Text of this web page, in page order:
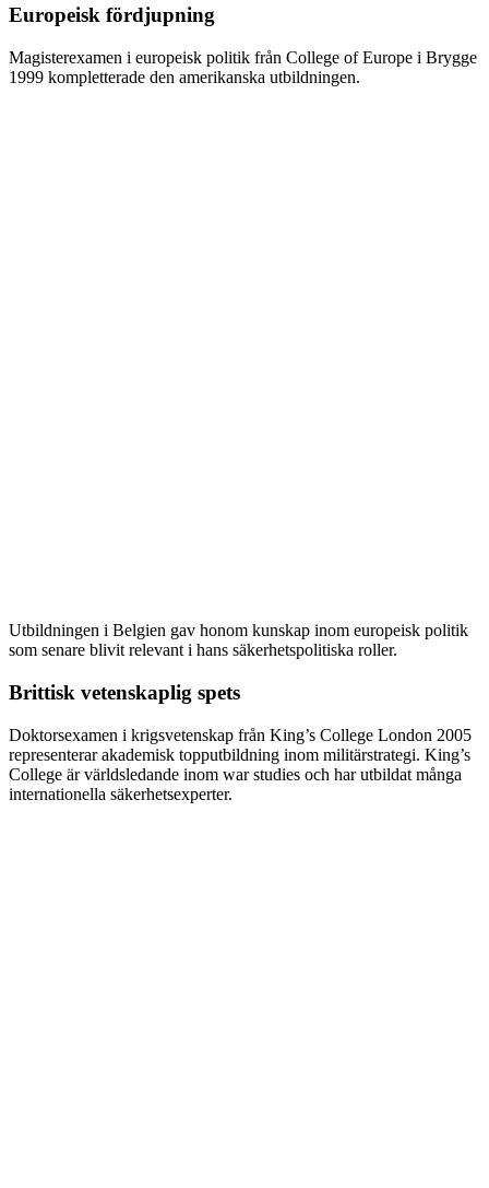
Europeisk fördjupning
Magisterexamen i europeisk politik från College of Europe i Brygge
1999 kompletterade den amerikanska utbildningen.
Utbildningen i Belgien gav honom kunskap inom europeisk politik
som senare blivit relevant i hans säkerhetspolitiska roller.
Brittisk vetenskaplig spets
Doktorsexamen i krigsvetenskap från King’s College London 2005
representerar akademisk topputbildning inom militärstrategi. King’s
College är världsledande inom war studies och har utbildat många
internationella säkerhetsexperter.